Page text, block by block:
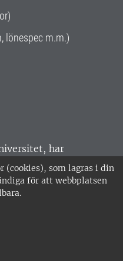
(cookies), som lagras i din
för att webbplatsen
lönespec m.m.)
har
Huvudorter är
SLU är
•
2817 •
av